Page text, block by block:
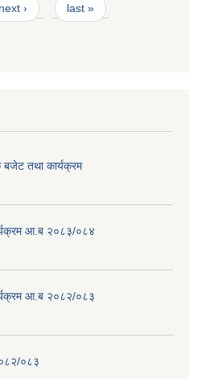
next › last »
बजेट तथा कार्यक्रम
आ.ब २०८३/०८४
आ.ब २०८२/०८३
०८३